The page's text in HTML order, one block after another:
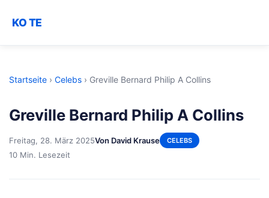
KO TE
Startseite › Celebs › Greville Bernard Philip A Collins
Greville Bernard Philip A Collins
Freitag, 28. März 2025Von David Krause CELEBS
10 Min. Lesezeit